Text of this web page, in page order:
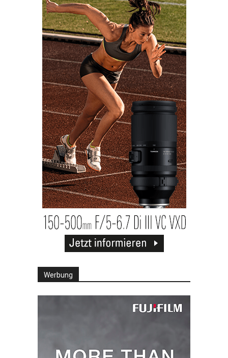
Werbung